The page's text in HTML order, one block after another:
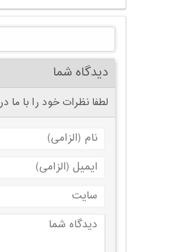
دیدگاه شما
لطفا نظرات خود را با ما